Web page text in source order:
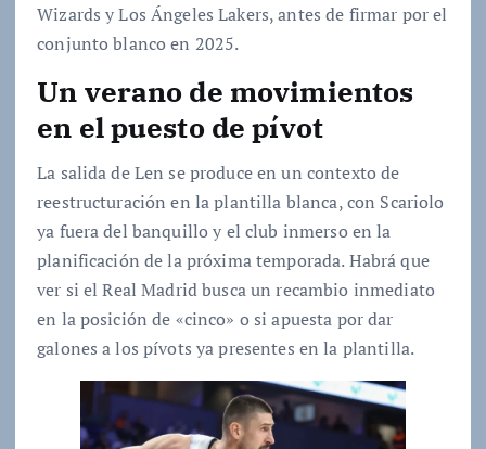
Wizards y Los Ángeles Lakers, antes de firmar por el
conjunto blanco en 2025.
Un verano de movimientos
en el puesto de pívot
La salida de Len se produce en un contexto de
reestructuración en la plantilla blanca, con Scariolo
ya fuera del banquillo y el club inmerso en la
planificación de la próxima temporada. Habrá que
ver si el Real Madrid busca un recambio inmediato
en la posición de «cinco» o si apuesta por dar
galones a los pívots ya presentes en la plantilla.